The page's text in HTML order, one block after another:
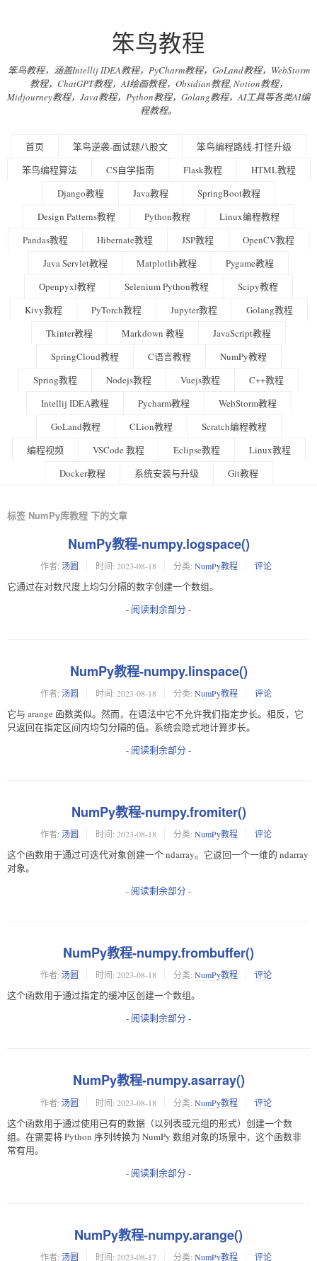
笨鸟教程
笨鸟教程，涵盖Intellij IDEA教程，PyCharm教程，GoLand教程，WebStorm
教程，ChatGPT教程，AI绘画教程，Obsidian教程, Notion教程，
Midjourney教程，Java教程，Python教程，Golang教程，AI工具等各类AI编
程教程。
首页 笨鸟逆袭-面试题八股文
笨鸟编程路线-打怪升级
笨鸟编程算法
CS自学指南 Flask教程
HTML教程
Django教程
Java教程
SpringBoot教程
Design Patterns教程
Python教程
Linux编程教程
Pandas教程
Hibernate教程 JSP教程
OpenCV教程
Java Servlet教程
Matplotlib教程
Pygame教程
Openpyxl教程
Selenium Python教程
Scipy教程
Kivy教程
PyTorch教程 Jupyter教程
Golang教程
Tkinter教程
Markdown 教程
JavaScript教程
SpringCloud教程
C语言教程
NumPy教程
Spring教程
Nodejs教程 Vuejs教程
C++教程
Intellij IDEA教程
Pycharm教程
WebStorm教程
GoLand教程
CLion教程
Scratch编程教程
编程视频
VSCode 教程 Eclipse教程
Linux教程
Docker教程
系统安装与升级 Git教程
标签 NumPy库教程 下的文章
NumPy教程-numpy.logspace()
作者: 汤圆 时间: 2023-08-18 分类: NumPy教程 评论
它通过在对数尺度上均匀分隔的数字创建一个数组。
- 阅读剩余部分 -
NumPy教程-numpy.linspace()
作者: 汤圆 时间: 2023-08-18 分类: NumPy教程 评论
它与 arange 函数类似。然而，在语法中它不允许我们指定步长。相反，它
只返回在指定区间内均匀分隔的值。系统会隐式地计算步长。
- 阅读剩余部分 -
NumPy教程-numpy.fromiter()
作者: 汤圆 时间: 2023-08-18 分类: NumPy教程 评论
这个函数用于通过可迭代对象创建一个 ndarray。它返回一个一维的 ndarray
对象。
- 阅读剩余部分 -
NumPy教程-numpy.frombuffer()
作者: 汤圆 时间: 2023-08-18 分类: NumPy教程 评论
这个函数用于通过指定的缓冲区创建一个数组。
- 阅读剩余部分 -
NumPy教程-numpy.asarray()
作者: 汤圆 时间: 2023-08-18 分类: NumPy教程 评论
这个函数用于通过使用已有的数据（以列表或元组的形式）创建一个数
组。在需要将 Python 序列转换为 NumPy 数组对象的场景中，这个函数非
常有用。
- 阅读剩余部分 -
NumPy教程-numpy.arange()
作者: 汤圆 时间: 2023-08-17 分类: NumPy教程 评论